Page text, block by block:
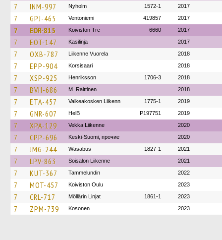
7 INM-997 Nyholm 1572-1 2017
7 GPJ-465 Ventoniemi 419857 2017
7 EOR-815 Koiviston Tre 6660 2017
7 EOT-147 Kasilinja 2017
7 OXB-787 Liikenne Vuorela 2018
7 EPP-904 Korsisaari 2018
7 XSP-925 Henriksson 1706-3 2018
7 BVH-686 M. Raittinen 2018
7 ETA-457 Valkeakosken Liikenn 1775-1 2019
7 GNR-607 HelB P197751 2019
7 XPA-129 Vekka Liikenne 2020
7 CPP-696 Keski-Suomi, прочие 2020
7 JMG-244 Wasabus 1827-1 2021
7 LPV-863 Soisalon Liikenne 2021
7 KUT-367 Tammelundin 2022
7 MOT-457 Koiviston Oulu 2023
7 CRL-717 Möllärin Linjat 1861-1 2023
7 ZPM-739 Kosonen 2023